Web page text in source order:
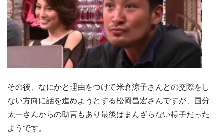
その後、なにかと理由をつけて米倉涼子さんとの交際をし
ない方向に話を進めようとする松岡昌宏さんですが、国分
太一さんからの助言もあり最後はまんざらない様子だった
ようです。